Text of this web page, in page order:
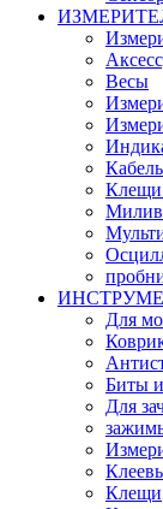
Весы
Клещи
Для
Биты
Для
Клещи